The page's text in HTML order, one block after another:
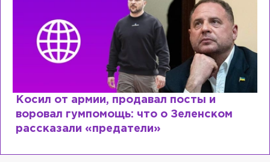
Косил от армии, продавал посты и
воровал гумпомощь: что о Зеленском
рассказали «предатели»